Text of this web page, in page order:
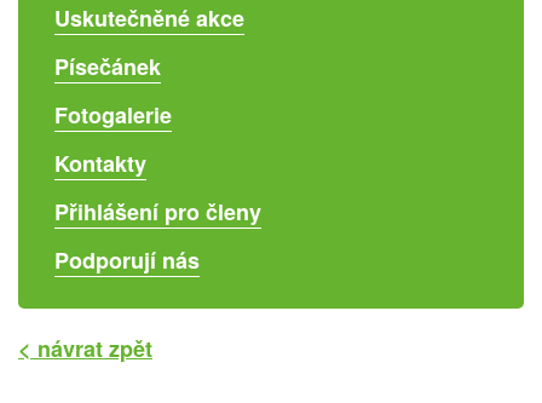
Uskutečněné akce
Písečánek
Fotogalerie
Kontakty
Přihlášení pro členy
Podporují nás
< návrat zpět